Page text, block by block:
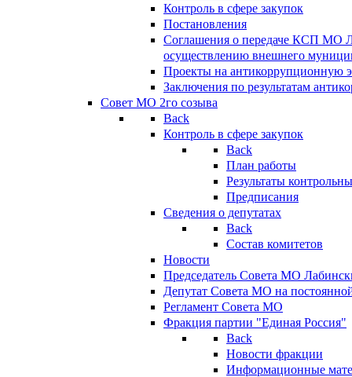
Контроль в сфере закупок
Постановления
Соглашения о передаче КСП МО
осуществлению внешнего
Проекты на антикоррупционную
Заключения по результатам
Совет МО 2го созыва
Back
Контроль в сфере закупок
Back
План работы
Результаты
Предписания
Сведения о депутатах
Back
Состав комитетов
Новости
Председатель Совета МО
Депутат Совета МО на
Регламент Совета МО
Фракция партии "Единая Россия"
Back
Новости фракции
Информационные